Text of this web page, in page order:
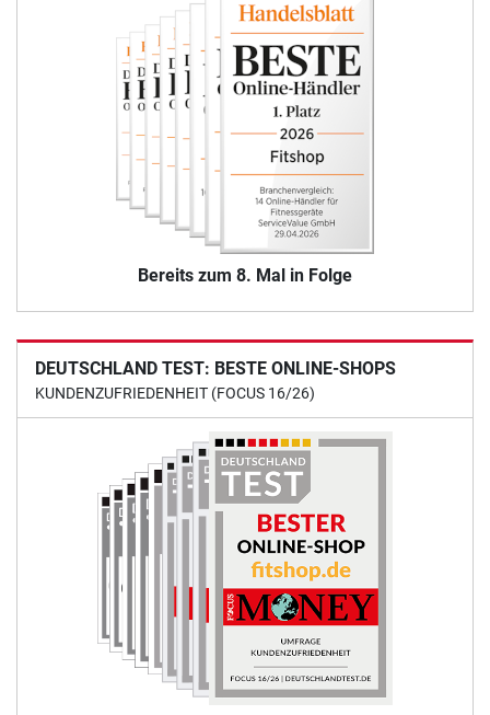
Bereits zum 8. Mal in Folge
DEUTSCHLAND TEST: BESTE ONLINE-SHOPS
KUNDENZUFRIEDENHEIT (FOCUS 16/26)